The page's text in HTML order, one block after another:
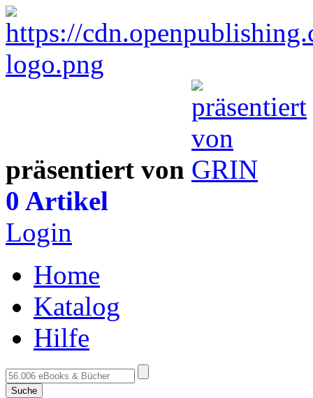
präsentiert von
0 Artikel
Login
Home
Katalog
Hilfe
Suche